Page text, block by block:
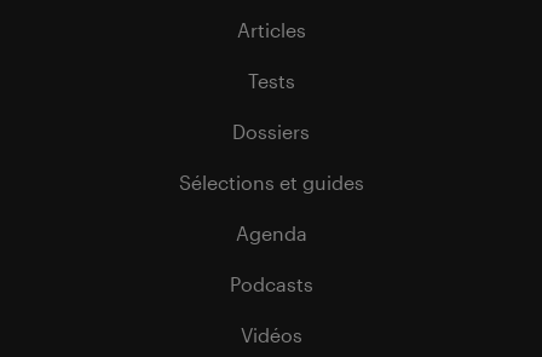
Articles
Tests
Dossiers
Sélections et guides
Agenda
Podcasts
Vidéos